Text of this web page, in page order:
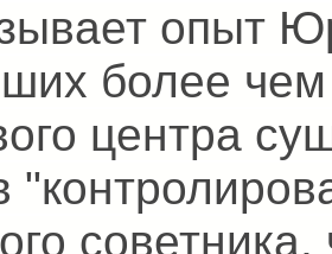
опыт
более
центра